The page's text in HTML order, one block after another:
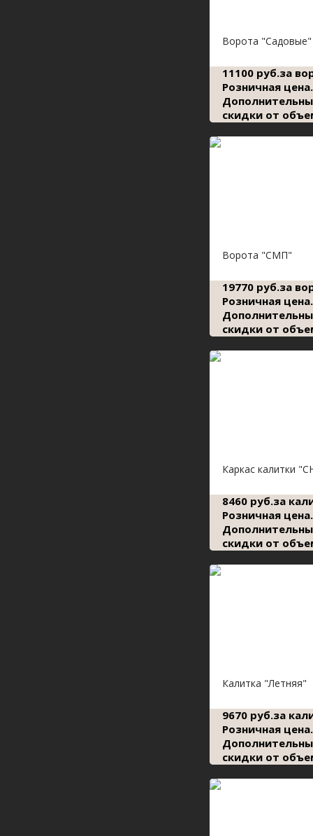
Ворота "Садовые"
11100 руб.за
Розничная цена.
скидки от
Ворота "СМП"
19770 руб.за
Розничная цена.
скидки от
Каркас калитки
8460 руб.за
Розничная цена.
скидки от
Калитка "Летняя"
9670 руб.за
Розничная цена.
скидки от